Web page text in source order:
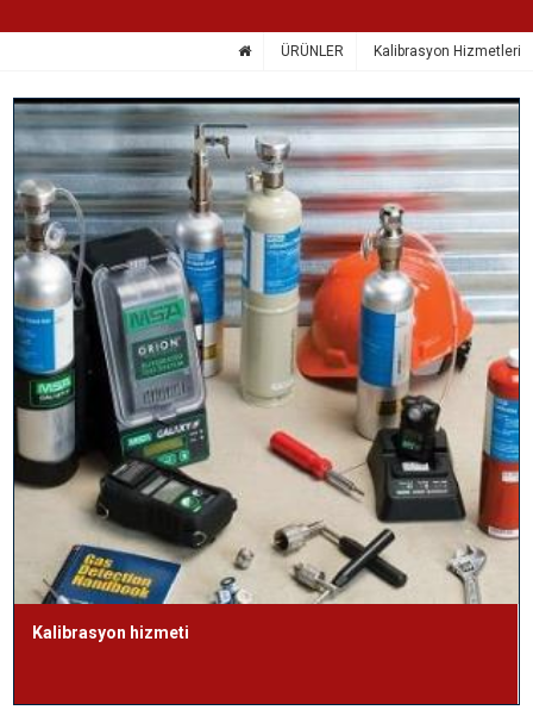
ÜRÜNLER Kalibrasyon Hizmetleri
Kalibrasyon hizmeti